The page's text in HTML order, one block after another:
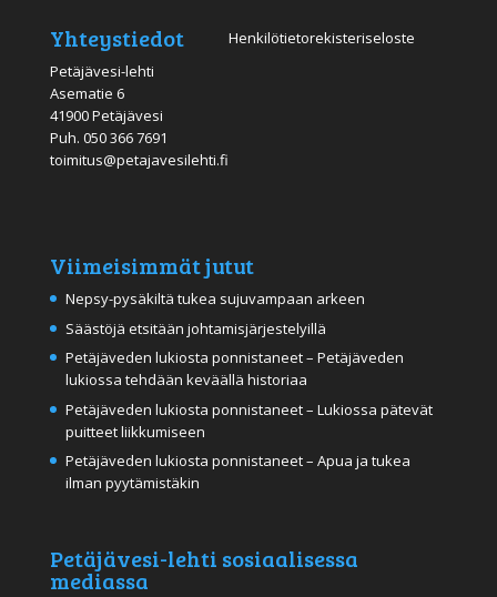
Yhteystiedot
Petäjävesi-lehti
Asematie 6
41900 Petäjävesi
Puh. 050 366 7691
toimitus@petajavesilehti.fi
Henkilötietorekisteriseloste
Viimeisimmät jutut
Nepsy-pysäkiltä tukea sujuvampaan arkeen
Säästöjä etsitään johtamisjärjestelyillä
Petäjäveden lukiosta ponnistaneet – Petäjäveden
lukiossa tehdään keväällä historiaa
Petäjäveden lukiosta ponnistaneet – Lukiossa pätevät
puitteet liikkumiseen
Petäjäveden lukiosta ponnistaneet – Apua ja tukea
ilman pyytämistäkin
Petäjävesi-lehti sosiaalisessa
mediassa